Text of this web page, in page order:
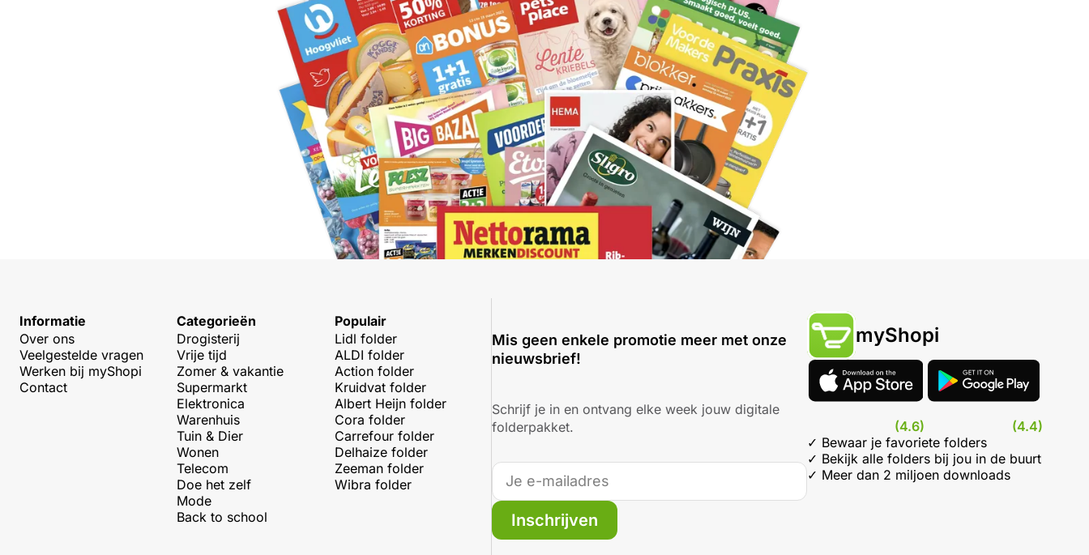
Informatie
Over ons
Veelgestelde vragen
Werken bij myShopi
Contact
Categorieën
Drogisterij
Vrije tijd
Zomer & vakantie
Supermarkt
Elektronica
Warenhuis
Tuin & Dier
Wonen
Telecom
Doe het zelf
Mode
Back to school
Populair
Lidl folder
ALDI folder
Action folder
Kruidvat folder
Albert Heijn folder
Cora folder
Carrefour folder
Delhaize folder
Zeeman folder
Wibra folder
Mis geen enkele promotie meer met onze
nieuwsbrief!
Schrijf je in en ontvang elke week jouw digitale
folderpakket.
Inschrijven
myShopi
(4.6)
(4.4)
✓ Bewaar je favoriete folders
✓ Bekijk alle folders bij jou in de buurt
✓ Meer dan 2 miljoen downloads